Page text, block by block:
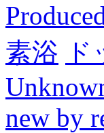
素浴
new by